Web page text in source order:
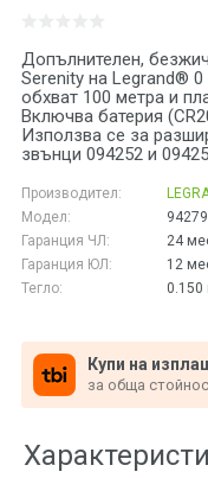
Допълнителен,
Serenity на Legrand®
обхват 100 метра и
Включва батерия
Използва се за
звънци 094252 и
Производител:
Модел:
94279
Гаранция ЧЛ:
24
Гаранция ЮЛ:
12
Тегло:
0.150
Купи на
за обща